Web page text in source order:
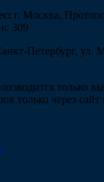
г. Москва,
309
Петербург, ул.
только
только через